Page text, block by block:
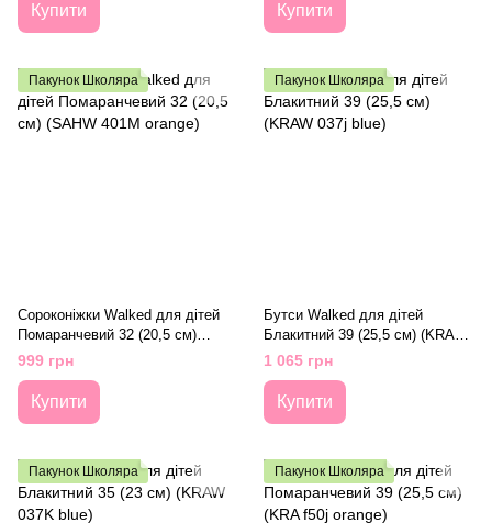
Купити Купити
Пакунок Школяра
Сороконіжки Walked для дітей
Помаранчевий 32 (20,5 см)
(SAHW 401M orange)
999 грн
Купити
Пакунок Школяра
Бутси Walked для дітей
Блакитний 39 (25,5 см) (KRAW
037j blue)
1 065 грн
Купити
Пакунок Школяра Пакунок Школяра